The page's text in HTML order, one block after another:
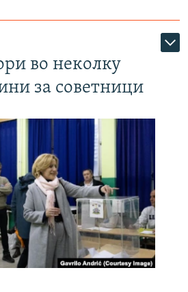
во неколку
за советници